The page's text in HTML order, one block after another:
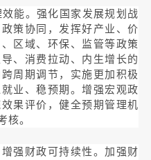
效能。强化国家发展规划战
策协同，发挥好产业、价
区域、环保、监管等政策
、消费拉动、内生增长的
周期调节，实施更加积极
业、稳预期。增强宏观政
果评价，健全预期管理机
核。
强财政可持续性。加强财